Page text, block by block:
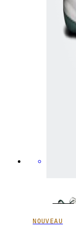
NOUVEAU